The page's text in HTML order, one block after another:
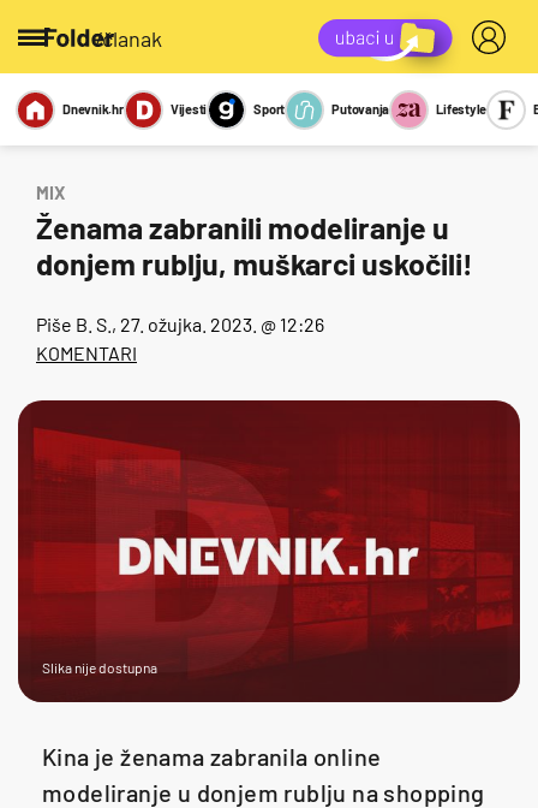
/članak
Miks Kviz
Report
Sexy
Dnevnik.hr Vijesti Sport Putovanja Lifestyle
MIX
Ženama zabranili modeliranje u
donjem rublju, muškarci uskočili!
Piše B. S. , 27. ožujka. 2023. @ 12:26
KOMENTARI
Slika nije dostupna
Kina je ženama zabranila online
modeliranje u donjem rublju na shopping